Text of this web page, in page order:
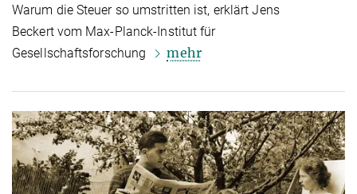
Warum die Steuer so umstritten ist, erklärt Jens
Beckert vom Max-Planck-Institut für
Gesellschaftsforschung
mehr